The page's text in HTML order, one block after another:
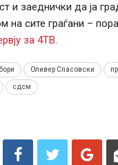
и заеднички да ја
на сите граѓани –
за 4ТВ.
Оливер Спасовски
сдсм